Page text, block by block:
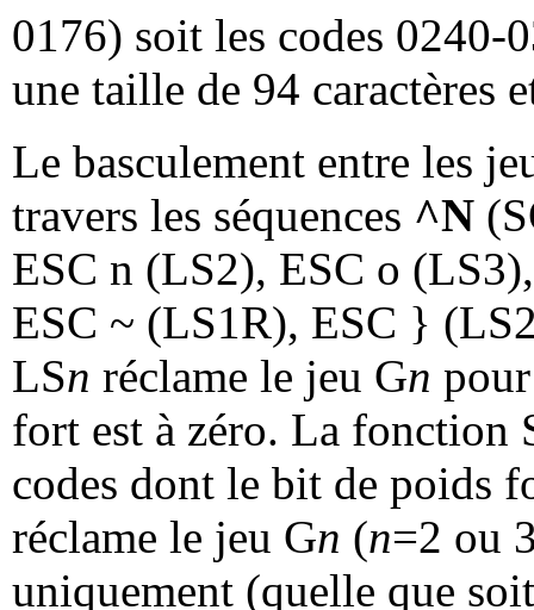
0176) soit les codes
une taille de 94 caractères
Le basculement entre les
travers les séquences ^N
ESC n (LS2), ESC o
ESC ~ (LS1R), ESC }
LSn réclame le jeu Gn
fort est à zéro. La fonction
codes dont le bit de poids
réclame le jeu Gn (n=2 ou
uniquement (quelle que